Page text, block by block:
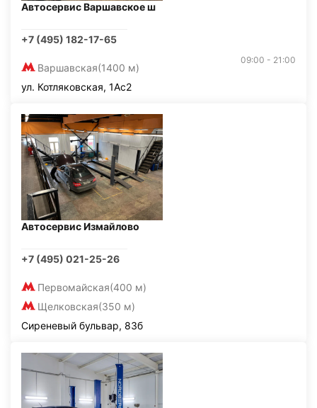
Автосервис Варшавское ш
+7 (495) 182-17-65
Варшавская(1400 м)
09:00 - 21:00
ул. Котляковская, 1Ас2
Автосервис Измайлово
+7 (495) 021-25-26
Первомайская(400 м)
Щелковская(350 м)
Сиреневый бульвар, 83б